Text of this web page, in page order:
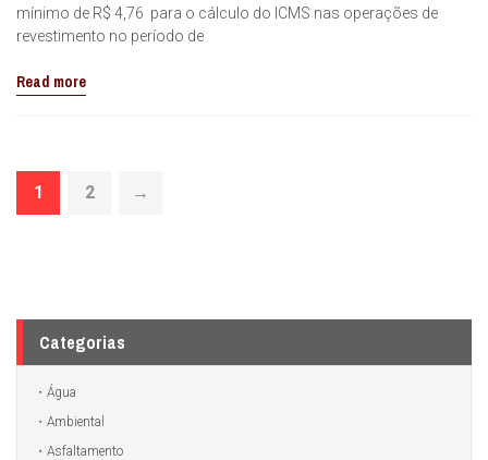
mínimo de R$ 4,76 para o cálculo do ICMS nas operações de
revestimento no período de
Read more
1 2 →
Categorias
Água
Ambiental
Asfaltamento